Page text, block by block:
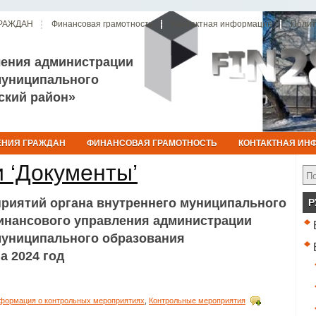
Финансовая грамотность Контактная информация
администрации
район»
ГРАЖДАН ФИНАНСОВАЯ ГРАМОТНОСТЬ КОНТАКТНАЯ
органа внутреннего муниципального
управления администрации
образования
2024 год
о контрольных мероприятиях Контрольные мероприятия